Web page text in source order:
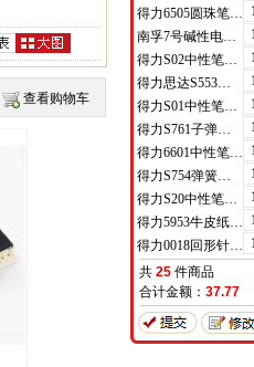
查看购物车
得力6505圆珠笔0.7mm子弹头(蓝)(支)
南孚7号碱性电池聚能环4代
得力S02中性笔0.7mm弹簧头(黑)(支)
得力思达S553可加墨记号笔(黑)(支)
得力S01中性笔0.5mm弹簧头(黑)(支)
得力S761子弹头中性笔芯0.7mm子弹头(黑)(支)
得力6601中性笔0.5mm半针管(黑)(支)
得力S754弹簧头中性笔芯0.7mm弹簧头(黑)(支)
得力S20中性笔0.7mm子弹头(黑)(支)
得力5953牛皮纸档案袋(混浆)(米黄色)(10只/包)
得力0018回形针(100枚/盒)
共 25 件商品
合计金额： 37.77